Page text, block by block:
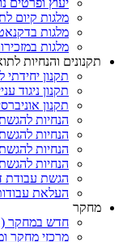
יעוץ ופרטים
מלגות קיום
מלגות
מלגות
תקנונים והנחיות
תקנון
תקנון ניגוד
תקנון
הנחיות
הנחיות
הנחיות
הנחיות
הגשת עבודת
העלאת
מחקר
חדש במחקר
מרכזי מחקר